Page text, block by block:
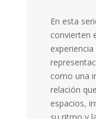
En esta
convierten
como una
relación
espacios,